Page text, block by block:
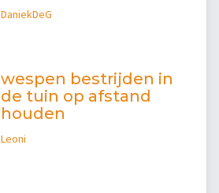
DaniekDeG
wespen bestrijden in
de tuin op afstand
houden
Leoni